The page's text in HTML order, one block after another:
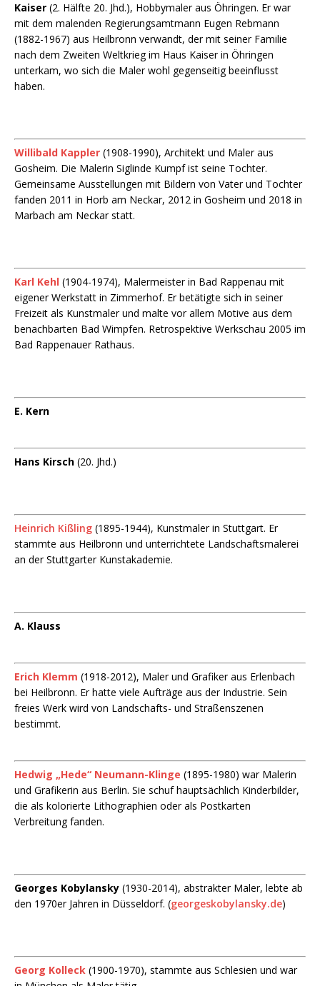
Kaiser (2. Hälfte 20. Jhd.), Hobbymaler aus Öhringen. Er war
mit dem malenden Regierungsamtmann Eugen Rebmann
(1882-1967) aus Heilbronn verwandt, der mit seiner Familie
nach dem Zweiten Weltkrieg im Haus Kaiser in Öhringen
unterkam, wo sich die Maler wohl gegenseitig beeinflusst
haben.
Willibald Kappler (1908-1990), Architekt und Maler aus
Gosheim. Die Malerin Siglinde Kumpf ist seine Tochter.
Gemeinsame Ausstellungen mit Bildern von Vater und Tochter
fanden 2011 in Horb am Neckar, 2012 in Gosheim und 2018 in
Marbach am Neckar statt.
Karl Kehl (1904-1974), Malermeister in Bad Rappenau mit
eigener Werkstatt in Zimmerhof. Er betätigte sich in seiner
Freizeit als Kunstmaler und malte vor allem Motive aus dem
benachbarten Bad Wimpfen. Retrospektive Werkschau 2005 im
Bad Rappenauer Rathaus.
E. Kern
Hans Kirsch (20. Jhd.)
Heinrich Kißling (1895-1944), Kunstmaler in Stuttgart. Er
stammte aus Heilbronn und unterrichtete Landschaftsmalerei
an der Stuttgarter Kunstakademie.
A. Klauss
Erich Klemm (1918-2012), Maler und Grafiker aus Erlenbach
bei Heilbronn. Er hatte viele Aufträge aus der Industrie. Sein
freies Werk wird von Landschafts- und Straßenszenen
bestimmt.
Hedwig „Hede“ Neumann-Klinge (1895-1980) war Malerin
und Grafikerin aus Berlin. Sie schuf hauptsächlich Kinderbilder,
die als kolorierte Lithographien oder als Postkarten
Verbreitung fanden.
Georges Kobylansky (1930-2014), abstrakter Maler, lebte ab
den 1970er Jahren in Düsseldorf. (georgeskobylansky.de)
Georg Kolleck (1900-1970), stammte aus Schlesien und war